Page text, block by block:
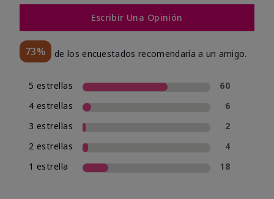
Escribir Una Opinión
73% de los encuestados recomendaría a un amigo.
5 estrellas
60
4 estrellas
6
3 estrellas
2
2 estrellas
4
1 estrella
18